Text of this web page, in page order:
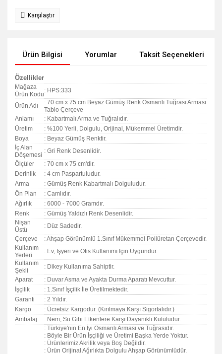
Karşılaştır
Ürün Bilgisi Yorumlar Taksit Seçenekleri
Özellikler
Mağaza
Ürün Kodu
: HPS:333
Ürün Adı
: 70 cm x 75 cm Beyaz Gümüş Renk Osmanlı Tuğrası Arması
Tablo Çerçeve
Anlamı
: Kabartmalı Arma ve Tuğralıdır.
Üretim
: %100 Yerli, Dolgulu, Orijinal, Mükemmel Üretimdir.
Boya
: Beyaz Gümüş Renktir.
İç Alan
Döşemesi
: Gri Renk Desenlidir.
Ölçüler
: 70 cm x 75 cm'dir.
Derinlik
: 4 cm Paspartuludur.
Arma
: Gümüş Renk Kabartmalı Dolguludur.
Ön Plan
: Camlıdır.
Ağırlık
: 6000 - 7000 Gramdır.
Renk
: Gümüş Yaldızlı Renk Desenlidir.
Nişan
Üstü
: Düz Sadedir.
Çerçeve
: Ahşap Görünümlü 1.Sınıf Mükemmel Poliüretan Çerçevedir.
Kullanım
Yerleri
: Ev, İşyeri ve Ofis Kullanımı İçin Uygundur.
Kullanım
Şekli
: Dikey Kullanıma Sahiptir.
Aparat
: Duvar Asma ve Ayakta Durma Aparatı Mevcuttur.
İşçilik
: 1.Sınıf İşçilik İle Üretilmektedir.
Garanti
: 2 Yıldır.
Kargo
: Ücretsiz Kargodur. (Kırılmaya Karşı Sigortalıdır.)
Ambalaj
: Nem, Su Gibi Etkenlere Karşı Dayanıklı Kutuludur.
: Türkiye'nin En İyi Osmanlı Arması ve Tuğrasıdır.
: Böyle Bir Ürün İşçiliği ve Üretimi Başka Yerde Yoktur.
: Ürünlerimiz Akrilik veya Boş Değildir.
: Ürün Orijinal Ağırlıkta Dolgulu Ahşap Görünümlüdür.